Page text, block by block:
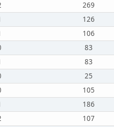
269
126
106
83
83
25
105
186
107